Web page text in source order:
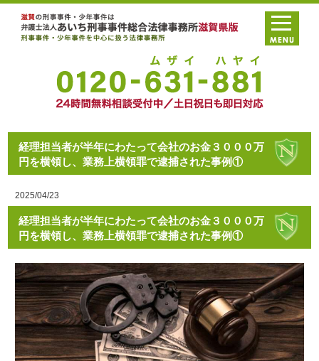
経理担当者が半年にわたって会社のお金３０００万
円を横領し、業務上横領罪で逮捕された事例①
2025/04/23
経理担当者が半年にわたって会社のお金３０００万
円を横領し、業務上横領罪で逮捕された事例①